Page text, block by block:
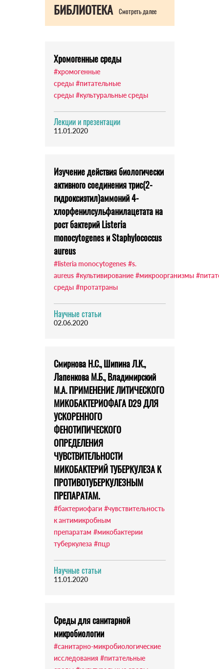
БИБЛИОТЕКА Смотреть далее
Хромогенные среды
#хромогенные
среды #питательные
среды #культуральные среды
Лекции и презентации
11.01.2020
Изучение действия биологически
активного соединения трис(2-
гидроксиэтил)аммоний 4-
хлорфенилсульфанилацетата на
рост бактерий Listeria
monocytogenes и Staphylococcus
aureus
#listeria monocytogenes #s.
aureus #культивирование #микроорганизмы
среды #протатраны
Научные статьи
02.06.2020
Смирнова Н.С., Шипина Л.К.,
Лапенкова М.Б., Владимирский
М.А. ПРИМЕНЕНИЕ ЛИТИЧЕСКОГО
МИКОБАКТЕРИОФАГА D29 ДЛЯ
УСКОРЕННОГО
ФЕНОТИПИЧЕСКОГО
ОПРЕДЕЛЕНИЯ
ЧУВСТВИТЕЛЬНОСТИ
МИКОБАКТЕРИЙ ТУБЕРКУЛЕЗА К
ПРОТИВОТУБЕРКУЛЕЗНЫМ
ПРЕПАРАТАМ.
#бактериофаги #чувствительность
к антимикробным
препаратам #микобактерии
туберкулеза #пцр
Научные статьи
11.01.2020
Среды для санитарной
микробиологии
#санитарно-микробиологические
исследования #питательные